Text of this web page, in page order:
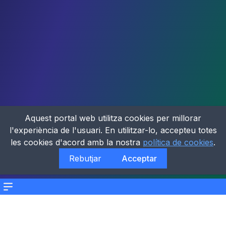
Menu
Aquest portal web utilitza cookies per millorar
l'experiència de l'usuari. En utilitzar-lo, accepteu totes
les cookies d'acord amb la nostra política de cookies.
Rebutjar
Acceptar